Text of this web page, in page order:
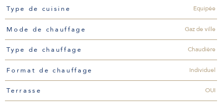
Type de cuisine Equipée
Mode de chauffage Gaz de ville
Type de chauffage Chaudière
Format de chauffage Individuel
Terrasse OUI